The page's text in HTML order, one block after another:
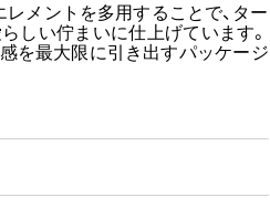
メントを多用することで、ター
しい佇まいに仕上げています。
を最大限に引き出すパッケージ